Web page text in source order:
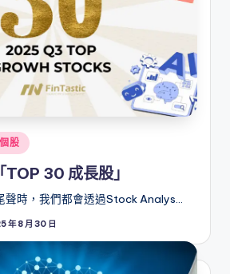
股
30 成長股」
聲時，我們都會透過Stock Analys…
年 8 月 30 日